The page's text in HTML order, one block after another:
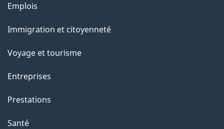
l
a
p
a
g
e
Thèmes
sujets
Emplois
Immigration et citoyenneté
Voyage et tourisme
Entreprises
Prestations
Santé